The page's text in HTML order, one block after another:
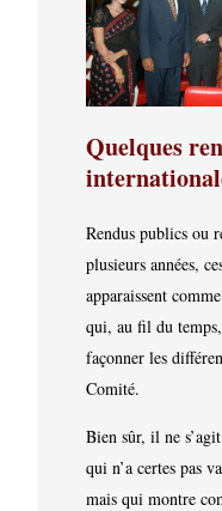
Quelques
Rendus publics ou
plusieurs années,
apparaissent
qui, au fil du
façonner les
Comité.
Bien sûr, il ne
qui n’a certes pas
mais qui montre